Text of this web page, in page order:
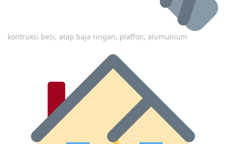
kontruksi besi, atap baja ringan, plaffon, alumunium